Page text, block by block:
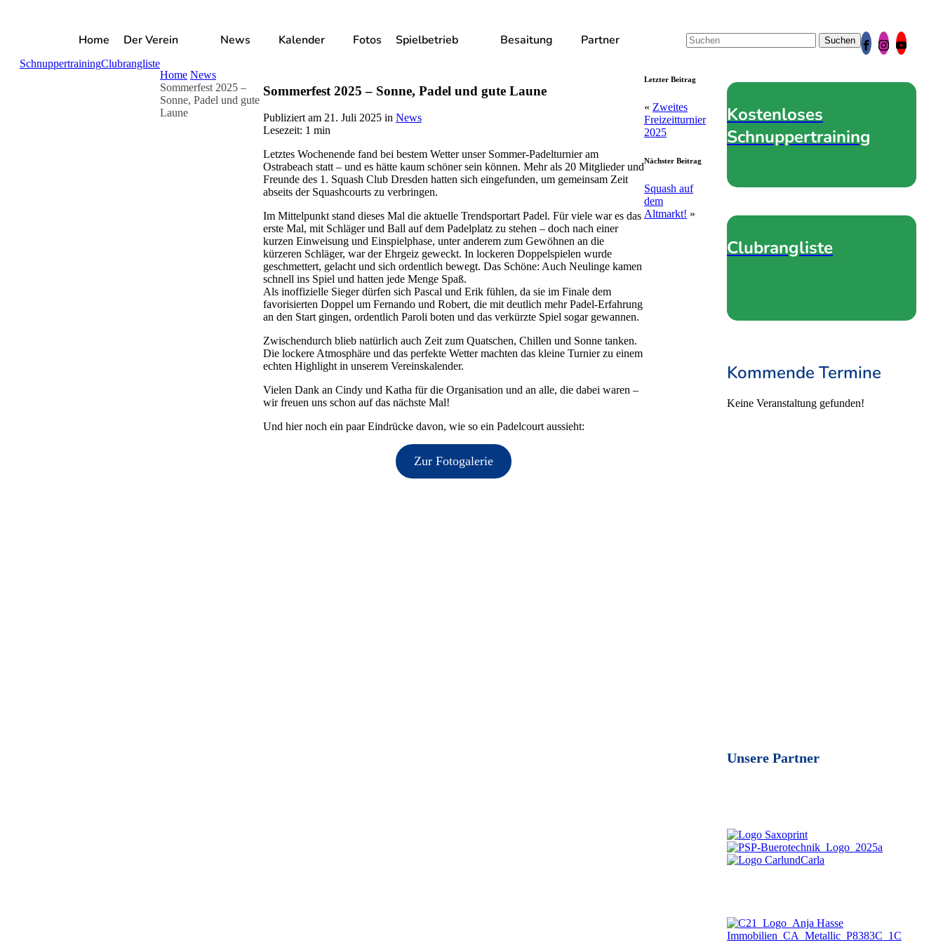
Home Der Verein News Kalender Fotos Spielbetrieb Besaitung Partner
Suchen
nach:
SchnuppertrainingClubrangliste
Home News
Sommerfest 2025 –
Sonne, Padel und gute
Laune
Sommerfest 2025 – Sonne, Padel und gute Laune
Publiziert am 21. Juli 2025in News
Lesezeit: 1 min
Letztes Wochenende fand bei bestem Wetter unser Sommer-Padelturnier am
Ostrabeach statt – und es hätte kaum schöner sein können. Mehr als 20 Mitglieder und
Freunde des 1. Squash Club Dresden hatten sich eingefunden, um gemeinsam Zeit
abseits der Squashcourts zu verbringen.
Im Mittelpunkt stand dieses Mal die aktuelle Trendsportart Padel. Für viele war es das
erste Mal, mit Schläger und Ball auf dem Padelplatz zu stehen – doch nach einer
kurzen Einweisung und Einspielphase, unter anderem zum Gewöhnen an die
kürzeren Schläger, war der Ehrgeiz geweckt. In lockeren Doppelspielen wurde
geschmettert, gelacht und sich ordentlich bewegt. Das Schöne: Auch Neulinge kamen
schnell ins Spiel und hatten jede Menge Spaß.
Als inoffizielle Sieger dürfen sich Pascal und Erik fühlen, da sie im Finale dem
favorisierten Doppel um Fernando und Robert, die mit deutlich mehr Padel-Erfahrung
an den Start gingen, ordentlich Paroli boten und das verkürzte Spiel sogar gewannen.
Zwischendurch blieb natürlich auch Zeit zum Quatschen, Chillen und Sonne tanken.
Die lockere Atmosphäre und das perfekte Wetter machten das kleine Turnier zu einem
echten Highlight in unserem Vereinskalender.
Vielen Dank an Cindy und Katha für die Organisation und an alle, die dabei waren –
wir freuen uns schon auf das nächste Mal!
Und hier noch ein paar Eindrücke davon, wie so ein Padelcourt aussieht:
Zur Fotogalerie
Letzter Beitrag
« Zweites
Freizeitturnier
2025
Nächster Beitrag
Squash auf
dem
Altmarkt! »
Kostenloses
Schnuppertraining
Clubrangliste
Kommende Termine
Keine Veranstaltung gefunden!
Unsere Partner